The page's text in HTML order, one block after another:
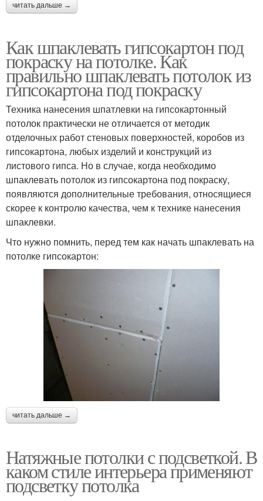
читать дальше →
Как шпаклевать гипсокартон под
покраску на потолке. Как
правильно шпаклевать потолок из
гипсокартона под покраску
Техника нанесения шпатлевки на гипсокартонный
потолок практически не отличается от методик
отделочных работ стеновых поверхностей, коробов из
гипсокартона, любых изделий и конструкций из
листового гипса. Но в случае, когда необходимо
шпаклевать потолок из гипсокартона под покраску,
появляются дополнительные требования, относящиеся
скорее к контролю качества, чем к технике нанесения
шпаклевки.
Что нужно помнить, перед тем как начать шпаклевать на
потолке гипсокартон:
читать дальше →
Натяжные потолки с подсветкой. В
каком стиле интерьера применяют
подсветку потолка